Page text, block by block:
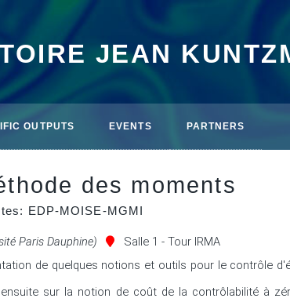
JEAN
OUTPUTS EVENTS PARTNERS
des moments
EDP-MOISE-MGMI
Paris Dauphine)
Salle 1 - Tour IRMA
de quelques notions et outils pour le contrôle
sur la notion de coût de la contrôlabilité à